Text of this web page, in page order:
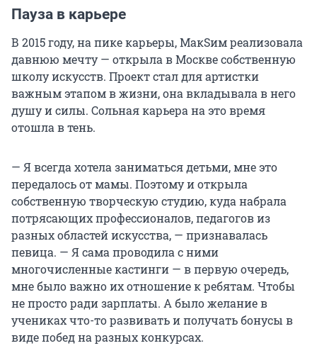
Пауза в карьере
В 2015 году, на пике карьеры, МакSим реализовала
давнюю мечту — открыла в Москве собственную
школу искусств. Проект стал для артистки
важным этапом в жизни, она вкладывала в него
душу и силы. Сольная карьера на это время
отошла в тень.
— Я всегда хотела заниматься детьми, мне это
передалось от мамы. Поэтому и открыла
собственную творческую студию, куда набрала
потрясающих профессионалов, педагогов из
разных областей искусства, — признавалась
певица. — Я сама проводила с ними
многочисленные кастинги — в первую очередь,
мне было важно их отношение к ребятам. Чтобы
не просто ради зарплаты. А было желание в
учениках что-то развивать и получать бонусы в
виде побед на разных конкурсах.